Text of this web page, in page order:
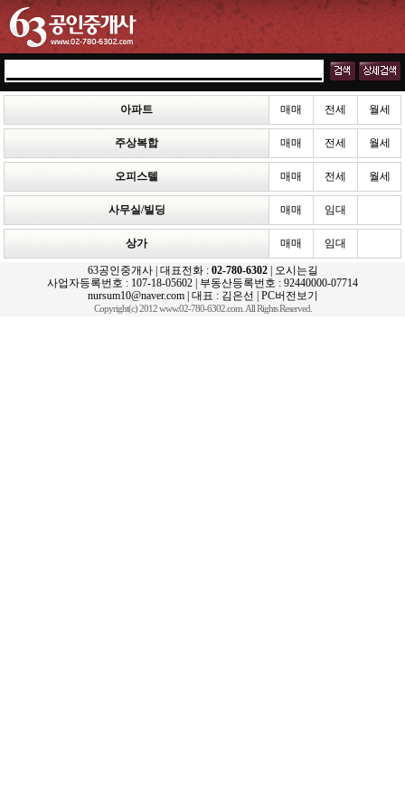
아파트 매매 전세 월세
주상복합 매매 전세 월세
오피스텔 매매 전세 월세
사무실/빌딩 매매 임대
상가 매매 임대
63공인중개사 | 대표전화 : 02-780-6302|
오시는길
사업자등록번호 : 107-18-05602 | 부동산등록번호 : 92440000-07714
nursum10@naver.com | 대표 : 김은선 | PC버전보기
Copyright(c) 2012 www.02-780-6302.com. All Rights Reserved.